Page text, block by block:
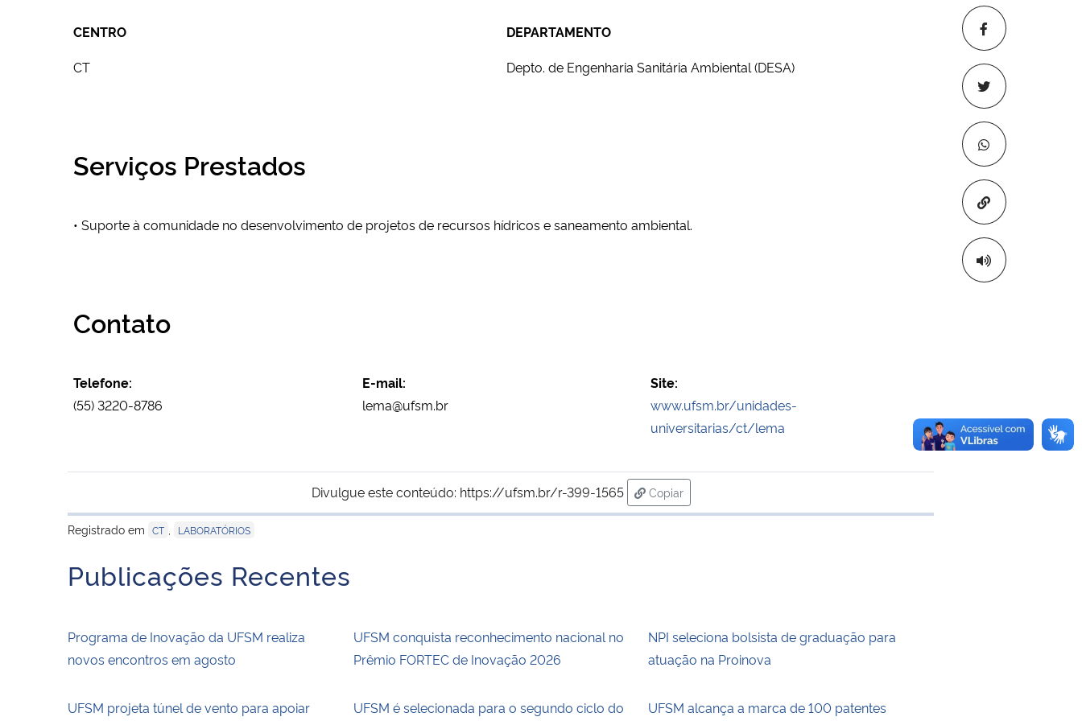
Copiar para
CENTRO
CT
DEPARTAMENTO
Depto. de Engenharia Sanitária Ambiental (DESA)
Serviços Prestados
• Suporte à comunidade no desenvolvimento de projetos de recursos hídricos e saneamento ambiental.
Contato
Telefone:
(55) 3220-8786
E-mail:
lema@ufsm.br
Site:
www.ufsm.br/unidades-
universitarias/ct/lema
Divulgue este conteúdo: https://ufsm.br/r-399-1565
Copiar
para área de transferência
Registrado em CT LABORATÓRIOS
Publicações Recentes
Programa de Inovação da UFSM realiza
novos encontros em agosto
UFSM conquista reconhecimento nacional no
Prêmio FORTEC de Inovação 2026
NPI seleciona bolsista de graduação para
atuação na Proinova
UFSM projeta túnel de vento para apoiar
UFSM é selecionada para o segundo ciclo do
UFSM alcança a marca de 100 patentes